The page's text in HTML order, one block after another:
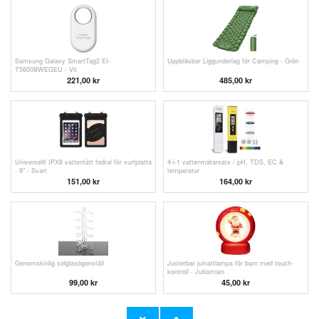
Samsung Galaxy SmartTag2 EI-
T5600BWEGEU - Vit
221,00 kr
Uppblåsbar Liggunderlag för Camping - Grön
485,00 kr
Universellt IPX8 vattentätt fodral för surfplatta
- 9" - Svart
151,00 kr
4-i-1 vattenmätarsats / pH, TDS, EC &
temperatur
164,00 kr
Genomskinlig solglasögonställ
99,00 kr
Justerbar julnattlampa för barn med touch-
kontroll - Jultomten
45,00 kr